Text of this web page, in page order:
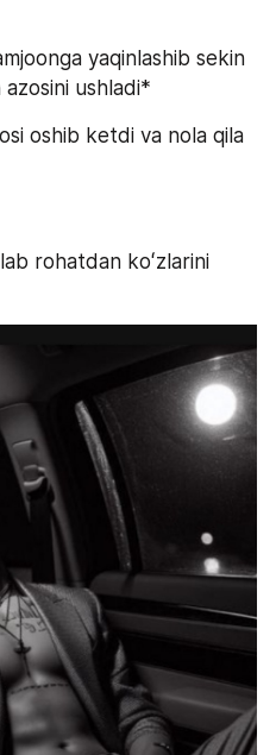
yaqinlashib sekin
azosini ushladi*
oshib ketdi va nola qila
rohatdan koʻzlarini